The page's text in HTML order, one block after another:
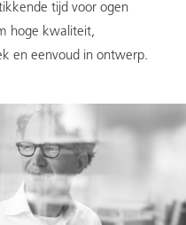
tijd voor ogen
hoge kwaliteit,
en eenvoud in ontwerp.